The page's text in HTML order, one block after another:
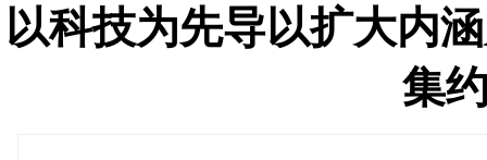
以科技为先导以扩大内
集